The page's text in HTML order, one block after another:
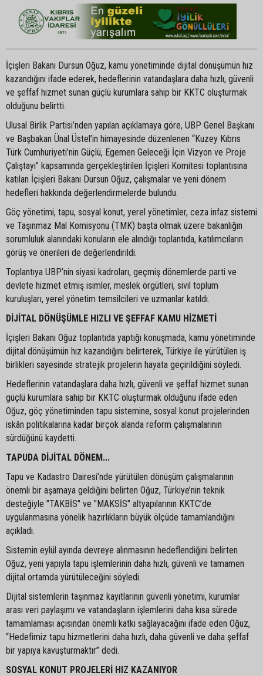
İçişleri Bakanı Dursun Oğuz, kamu yönetiminde dijital dönüşümün hız
kazandığını ifade ederek, hedeflerinin vatandaşlara daha hızlı, güvenli
ve şeffaf hizmet sunan güçlü kurumlara sahip bir KKTC oluşturmak
olduğunu belirtti.
Ulusal Birlik Partisi’nden yapılan açıklamaya göre, UBP Genel Başkanı
ve Başbakan Ünal Üstel’in himayesinde düzenlenen “Kuzey Kıbrıs
Türk Cumhuriyeti’nin Güçlü, Egemen Geleceği İçin Vizyon ve Proje
Çalıştayı” kapsamında gerçekleştirilen İçişleri Komitesi toplantısına
katılan İçişleri Bakanı Dursun Oğuz, çalışmalar ve yeni dönem
hedefleri hakkında değerlendirmelerde bulundu.
Göç yönetimi, tapu, sosyal konut, yerel yönetimler, ceza infaz sistemi
ve Taşınmaz Mal Komisyonu (TMK) başta olmak üzere bakanlığın
sorumluluk alanındaki konuların ele alındığı toplantıda, katılımcıların
görüş ve önerileri de değerlendirildi.
Toplantıya UBP’nin siyasi kadroları, geçmiş dönemlerde parti ve
devlete hizmet etmiş isimler, meslek örgütleri, sivil toplum
kuruluşları, yerel yönetim temsilcileri ve uzmanlar katıldı.
DİJİTAL DÖNÜŞÜMLE HIZLI VE ŞEFFAF KAMU HİZMETİ
İçişleri Bakanı Oğuz toplantıda yaptığı konuşmada, kamu yönetiminde
dijital dönüşümün hız kazandığını belirterek, Türkiye ile yürütülen iş
birlikleri sayesinde stratejik projelerin hayata geçirildiğini söyledi.
Hedeflerinin vatandaşlara daha hızlı, güvenli ve şeffaf hizmet sunan
güçlü kurumlara sahip bir KKTC oluşturmak olduğunu ifade eden
Oğuz, göç yönetiminden tapu sistemine, sosyal konut projelerinden
iskân politikalarına kadar birçok alanda reform çalışmalarının
sürdüğünü kaydetti.
TAPUDA DİJİTAL DÖNEM...
Tapu ve Kadastro Dairesi’nde yürütülen dönüşüm çalışmalarının
önemli bir aşamaya geldiğini belirten Oğuz, Türkiye’nin teknik
desteğiyle "TAKBİS" ve "MAKSİS" altyapılarının KKTC’de
uygulanmasına yönelik hazırlıkların büyük ölçüde tamamlandığını
açıkladı.
Sistemin eylül ayında devreye alınmasının hedeflendiğini belirten
Oğuz, yeni yapıyla tapu işlemlerinin daha hızlı, güvenli ve tamamen
dijital ortamda yürütüleceğini söyledi.
Dijital sistemlerin taşınmaz kayıtlarının güvenli yönetimi, kurumlar
arası veri paylaşımı ve vatandaşların işlemlerini daha kısa sürede
tamamlaması açısından önemli katkı sağlayacağını ifade eden Oğuz,
“Hedefimiz tapu hizmetlerini daha hızlı, daha güvenli ve daha şeffaf
bir yapıya kavuşturmaktır” dedi.
SOSYAL KONUT PROJELERİ HIZ KAZANIYOR